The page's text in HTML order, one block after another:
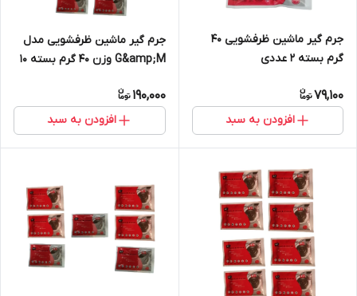
جرم گیر ماشین ظرفشویی 40
گرم بسته 2 عددی
79,100
افزودن به سبد
جرم گیر ماشین ظرفشویی مدل
G&amp;M وزن 40 گرم بسته 10
190,000
افزودن به سبد